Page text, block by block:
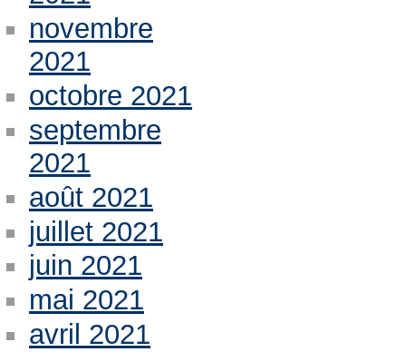
novembre
2021
octobre 2021
septembre
2021
août 2021
juillet 2021
juin 2021
mai 2021
avril 2021